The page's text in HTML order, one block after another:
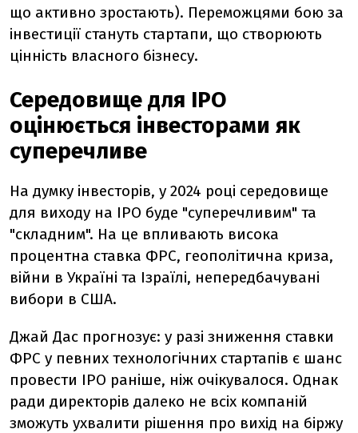
що активно зростають). Переможцями бою за
інвестиції стануть стартапи, що створюють
цінність власного бізнесу.
Середовище для IPO
оцінюється інвесторами як
суперечливе
На думку інвесторів, у 2024 році середовище
для виходу на IPO буде "суперечливим" та
"складним". На це впливають висока
процентна ставка ФРС, геополітична криза,
війни в Україні та Ізраїлі, непередбачувані
вибори в США.
Джай Дас прогнозує: у разі зниження ставки
ФРС у певних технологічних стартапів є шанс
провести IPO раніше, ніж очікувалося. Однак
ради директорів далеко не всіх компаній
зможуть ухвалити рішення про вихід на біржу